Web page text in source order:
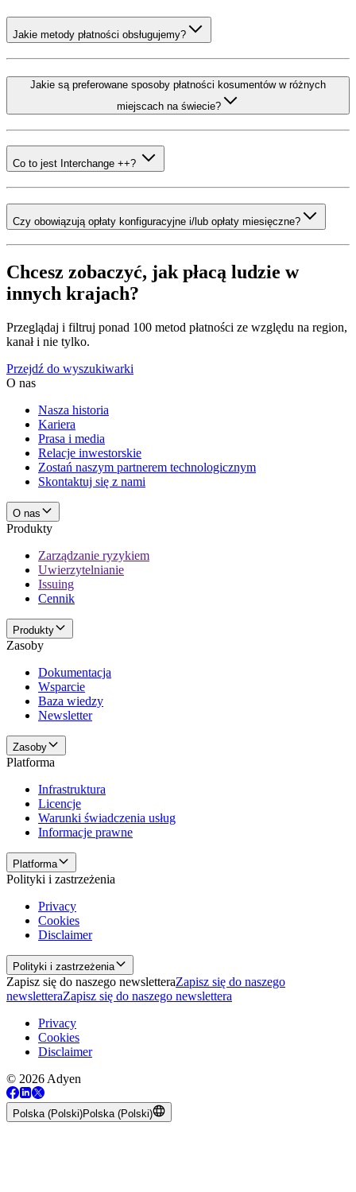
Jakie metody płatności obsługujemy?
Jakie są preferowane sposoby płatności kosumentów w różnych
miejscach na świecie?
Co to jest Interchange ++?
Czy obowiązują opłaty konfiguracyjne i/lub opłaty miesięczne?
Chcesz zobaczyć, jak płacą ludzie w
innych krajach?
Przeglądaj i filtruj ponad 100 metod płatności ze względu na region,
kanał i nie tylko.
Przejdź do wyszukiwarki
O nas
Nasza historia
Kariera
Prasa i media
Relacje inwestorskie
Zostań naszym partnerem technologicznym
Skontaktuj się z nami
O nas
Produkty
Zarządzanie ryzykiem
Uwierzytelnianie
Issuing
Cennik
Produkty
Zasoby
Dokumentacja
Wsparcie
Baza wiedzy
Newsletter
Zasoby
Platforma
Infrastruktura
Licencje
Warunki świadczenia usług
Informacje prawne
Platforma
Polityki i zastrzeżenia
Privacy
Cookies
Disclaimer
Polityki i zastrzeżenia
Zapisz się do naszego newsletteraZapisz się do naszego
newsletteraZapisz się do naszego newslettera
Privacy
Cookies
Disclaimer
© 2026 Adyen
Polska (Polski)Polska (Polski)